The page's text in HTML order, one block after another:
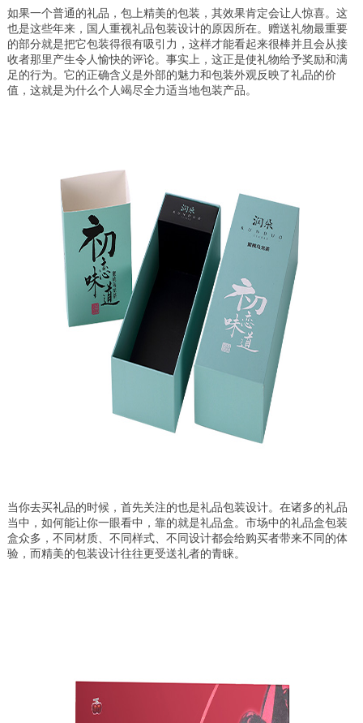
如果一个普通的礼品，包上精美的包装，其效果肯定会让人惊喜。这
也是这些年来，国人重视礼品包装设计的原因所在。赠送礼物最重要
的部分就是把它包装得很有吸引力，这样才能看起来很棒并且会从接
收者那里产生令人愉快的评论。事实上，这正是使礼物给予奖励和满
足的行为。它的正确含义是外部的魅力和包装外观反映了礼品的价
值，这就是为什么个人竭尽全力适当地包装产品。
当你去买礼品的时候，首先关注的也是礼品包装设计。在诸多的礼品
当中，如何能让你一眼看中，靠的就是礼品盒。市场中的礼品盒包装
盒众多，不同材质、不同样式、不同设计都会给购买者带来不同的体
验，而精美的包装设计往往更受送礼者的青睐。